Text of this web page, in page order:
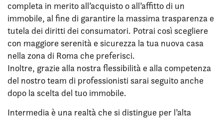
completa in merito all’acquisto o all’affitto di un
immobile, al fine di garantire la massima trasparenza e
tutela dei diritti dei consumatori. Potrai così scegliere
con maggiore serenità e sicurezza la tua nuova casa
nella zona di Roma che preferisci.
Inoltre, grazie alla nostra flessibilità e alla competenza
del nostro team di professionisti sarai seguito anche
dopo la scelta del tuo immobile.
Intermedia è una realtà che si distingue per l’alta